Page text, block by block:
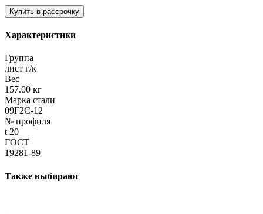
Характеристики
Группа
лист г/к
Вес
157.00 кг
Марка стали
09Г2С-12
№ профиля
t 20
ГОСТ
19281-89
Также выбирают